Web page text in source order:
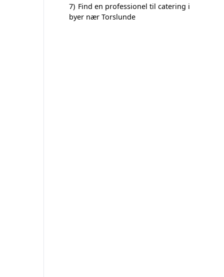
7) Find en professionel til catering i
byer nær Torslunde